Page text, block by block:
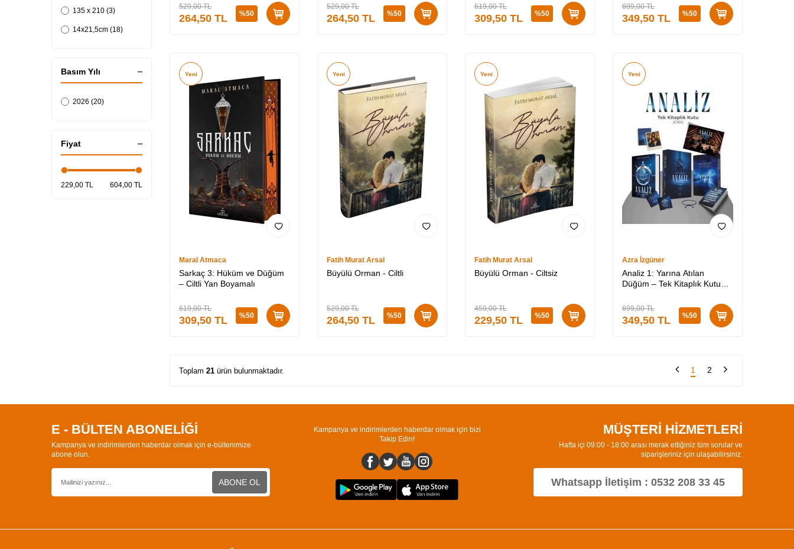
135 x 210 (3)
14x21,5cm (18)
Basım Yılı
2026 (20)
Fiyat
229,00 TL 604,00 TL
529,00TL
264,50 TL %50
529,00TL
264,50 TL %50
619,00TL
309,50 TL %50
699,00TL
349,50 TL %50
Yeni
Maral Atmaca
Sarkaç 3: Hüküm ve Düğüm
– Ciltli Yan Boyamalı
619,00TL
309,50 TL %50
Yeni
Fatih Murat Arsal
Büyülü Orman - Ciltli
529,00TL
264,50 TL %50
Yeni
Fatih Murat Arsal
Büyülü Orman - Ciltsiz
459,00TL
229,50 TL %50
Yeni
Azra İzgüner
Analiz 1: Yarına Atılan
Düğüm – Tek Kitaplık Kutu
699,00TL
349,50 TL %50
Toplam 21 ürün bulunmaktadır. 1 2
E - BÜLTEN ABONELİĞİ
Kampanya ve indirimlerden haberdar olmak için e-bültenimize
abone olun.
ABONE OL
Kampanya ve indirimlerden haberdar olmak için bizi
Takip Edin!
MÜŞTERİ HİZMETLERİ
Hafta içi 09:00 - 18:00 arası merak ettiğiniz tüm sorular ve
siparişleriniz için ulaşabilirsiniz.
Whatsapp İletişim : 0532 208 33 45